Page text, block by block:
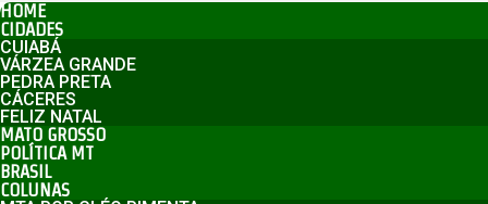
HOME
CIDADES
CUIABÁ
VÁRZEA GRANDE
PEDRA PRETA
CÁCERES
FELIZ NATAL
MATO GROSSO
POLÍTICA MT
BRASIL
COLUNAS